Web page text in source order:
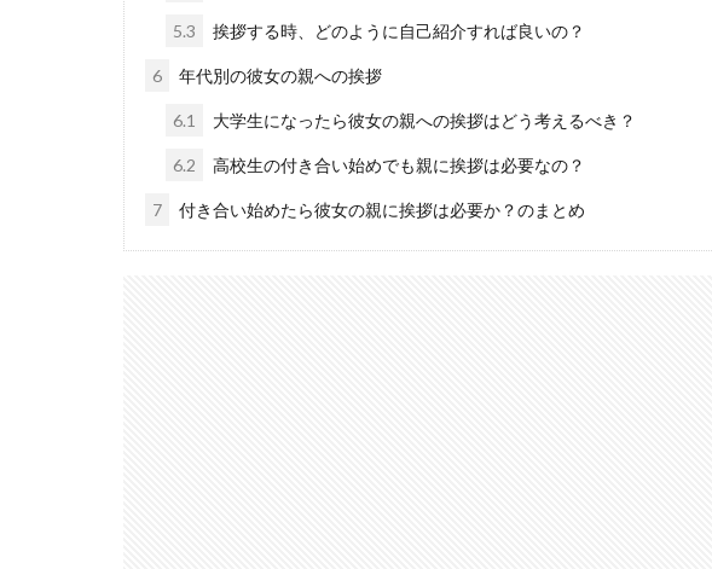
5.3 挨拶する時、どのように自己紹介すれば良いの？
6 年代別の彼女の親への挨拶
6.1 大学生になったら彼女の親への挨拶はどう考えるべき？
6.2 高校生の付き合い始めでも親に挨拶は必要なの？
7 付き合い始めたら彼女の親に挨拶は必要か？のまとめ